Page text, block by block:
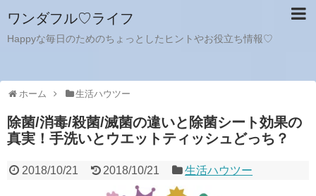
ワンダフル♡ライフ
Happyな毎日のためのちょっとしたヒントやお役立ち情報♡
ホーム 生活ハウツー
除菌/消毒/殺菌/滅菌の違いと除菌シート効果の
真実！手洗いとウエットティッシュどっち？
2018/10/21 2018/10/21 生活ハウツー